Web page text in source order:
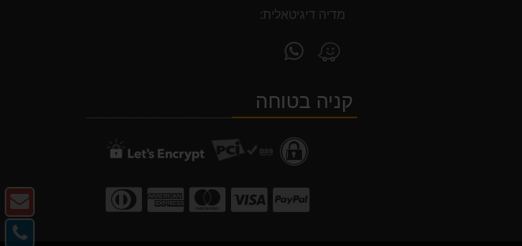
מדיה דיגיטאלית:
מצא
אותנו
Waze
WhatsAppקניה בטוחה